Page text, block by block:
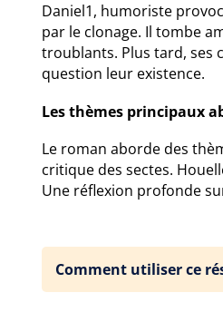
Daniel1, humoriste
par le clonage. Il tombe
troublants. Plus tard, ses
question leur existence.
Les thèmes principaux
Le roman aborde des
critique des sectes.
Une réflexion profonde
Comment utiliser ce